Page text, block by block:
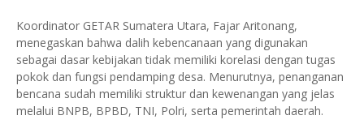
Koordinator GETAR Sumatera Utara, Fajar Aritonang,
menegaskan bahwa dalih kebencanaan yang digunakan
sebagai dasar kebijakan tidak memiliki korelasi dengan tugas
pokok dan fungsi pendamping desa. Menurutnya, penanganan
bencana sudah memiliki struktur dan kewenangan yang jelas
melalui BNPB, BPBD, TNI, Polri, serta pemerintah daerah.